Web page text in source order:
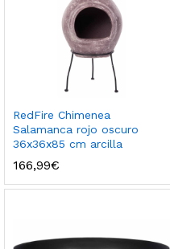
RedFire Chimenea
Salamanca rojo oscuro
36x36x85 cm arcilla
166,99€